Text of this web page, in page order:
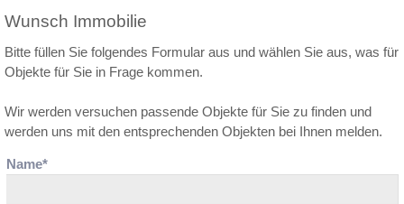
Wunsch Immobilie
Bitte füllen Sie folgendes Formular aus und wählen Sie aus, was für
Objekte für Sie in Frage kommen.
Wir werden versuchen passende Objekte für Sie zu finden und
werden uns mit den entsprechenden Objekten bei Ihnen melden.
Name*